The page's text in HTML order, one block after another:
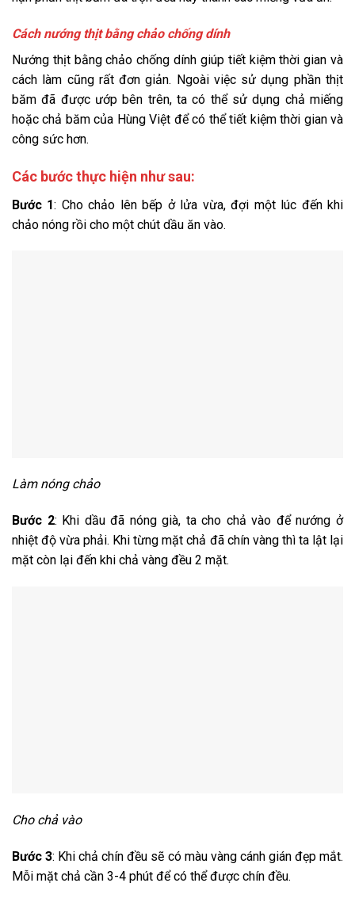
Cách nướng thịt bằng chảo chống dính
Nướng thịt bằng chảo chống dính giúp tiết kiệm thời gian và
cách làm cũng rất đơn giản. Ngoài việc sử dụng phần thịt
băm đã được ướp bên trên, ta có thể sử dụng chả miếng
hoặc chả băm của Hùng Việt để có thể tiết kiệm thời gian và
công sức hơn.
Các bước thực hiện như sau:
Bước 1: Cho chảo lên bếp ở lửa vừa, đợi một lúc đến khi
chảo nóng rồi cho một chút dầu ăn vào.
Làm nóng chảo
Bước 2: Khi dầu đã nóng già, ta cho chả vào để nướng ở
nhiệt độ vừa phải. Khi từng mặt chả đã chín vàng thì ta lật lại
mặt còn lại đến khi chả vàng đều 2 mặt.
Cho chả vào
Bước 3: Khi chả chín đều sẽ có màu vàng cánh gián đẹp mắt.
Mỗi mặt chả cần 3-4 phút để có thể được chín đều.